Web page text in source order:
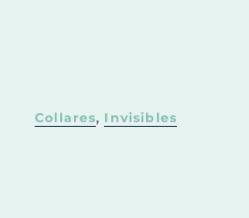
Collares, Invisibles